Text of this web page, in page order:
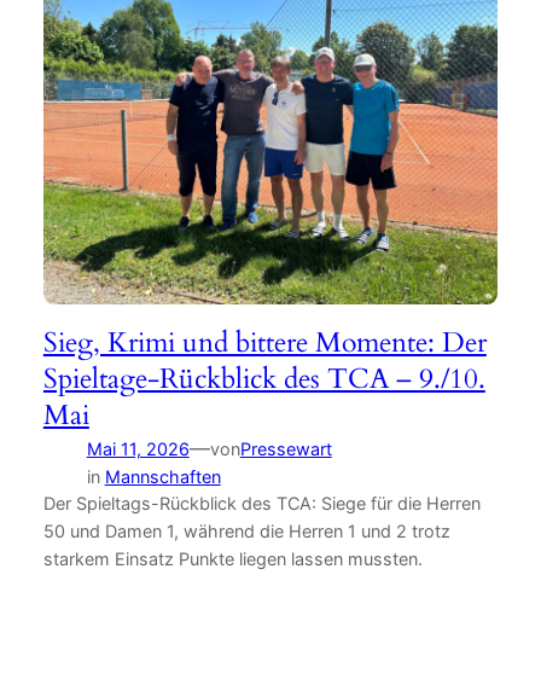
Sieg, Krimi und bittere Momente: Der
Spieltage-Rückblick des TCA – 9./10.
Mai
Mai 11, 2026—vonPressewart
in Mannschaften
Der Spieltags-Rückblick des TCA: Siege für die Herren
50 und Damen 1, während die Herren 1 und 2 trotz
starkem Einsatz Punkte liegen lassen mussten.